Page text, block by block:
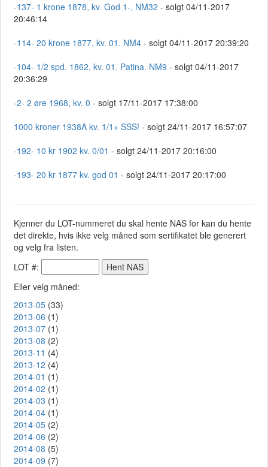
-137- 1 krone 1878, kv. God 1-, NM32 - solgt 04/11-2017
20:46:14
-114- 20 krone 1877, kv. 01. NM4 - solgt 04/11-2017 20:39:20
-104- 1/2 spd. 1862, kv. 01. Patina. NM9 - solgt 04/11-2017
20:36:29
-2- 2 øre 1968, kv. 0 - solgt 17/11-2017 17:38:00
1000 kroner 1938A kv. 1/1+ SSS! - solgt 24/11-2017 16:57:07
-192- 10 kr 1902 kv. 0/01 - solgt 24/11-2017 20:16:00
-193- 20 kr 1877 kv. god 01 - solgt 24/11-2017 20:17:00
Kjenner du LOT-nummeret du skal hente NAS for kan du hente
det direkte, hvis ikke velg måned som sertifikatet ble generert
og velg fra listen.
LOT #:
Eller velg måned:
2013-05 (33)
2013-06 (1)
2013-07 (1)
2013-08 (2)
2013-11 (4)
2013-12 (4)
2014-01 (1)
2014-02 (1)
2014-03 (1)
2014-04 (1)
2014-05 (2)
2014-06 (2)
2014-08 (5)
2014-09 (7)